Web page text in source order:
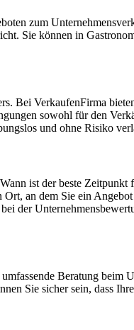
zum
Sie können in
Bei VerkaufenFirma
sowohl für den
und ohne Risiko
ist der beste Zeitpunkt
an dem Sie ein
der
Beratung beim
Sie sicher sein, dass